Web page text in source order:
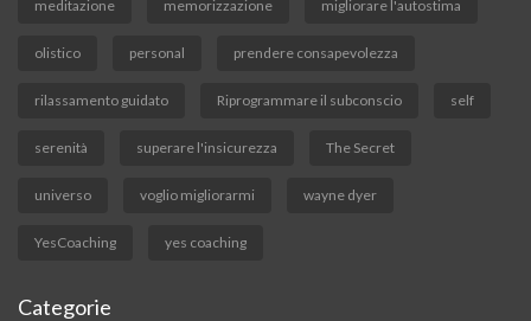
meditazione memorizzazione migliorare l'autostima
olistico personal prendere consapevolezza
rilassamento guidato Riprogrammare il subconscio self
serenità superare l'insicurezza The Secret
universo voglio migliorarmi wayne dyer
YesCoaching yes coaching
Categorie